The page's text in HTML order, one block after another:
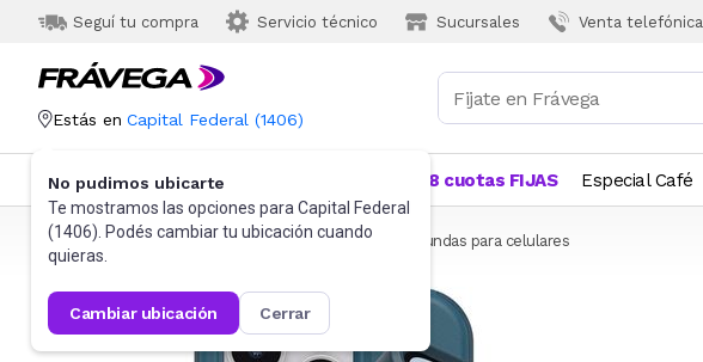
Seguí tu compra Servicio técnico Sucursales Venta telefónica
Estás en Capital Federal (1406)
No pudimos ubicarte
Te mostramos las opciones para Capital Federal
(1406). Podés cambiar tu ubicación cuando
quieras.
cambiar ubicación cerrar
Categorías Más Vendidos 18 cuotas FIJAS Especial Café
Frávega Celulares Accesorios para Celulares Fundas para celulares